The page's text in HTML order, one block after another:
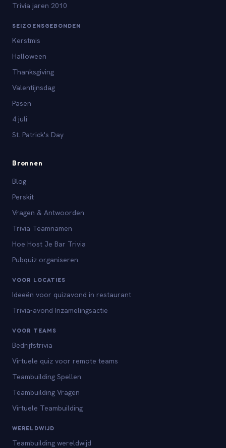
Trivia jaren 2010
SEIZOENSGEBONDEN
Kerstmis
Halloween
Thanksgiving
Valentijnsdag
Pasen
4 juli
St. Patrick's Day
Bronnen
Blog
Perskit
Vragen & Antwoorden
Trivia Teamnamen
Hoe Host Je Bar Trivia
Pubquiz organiseren
VOOR LOCATIES
Ideeën voor quizavond in restaurant
Trivia-avond Inzamelingsactie
VOOR TEAMS
Bedrijfstrivia
Virtuele quiz voor remote teams
Teambuilding Spellen
Teambuilding Vragen
Virtuele Teambuilding
WERELDWIJD
Teambuilding wereldwijd